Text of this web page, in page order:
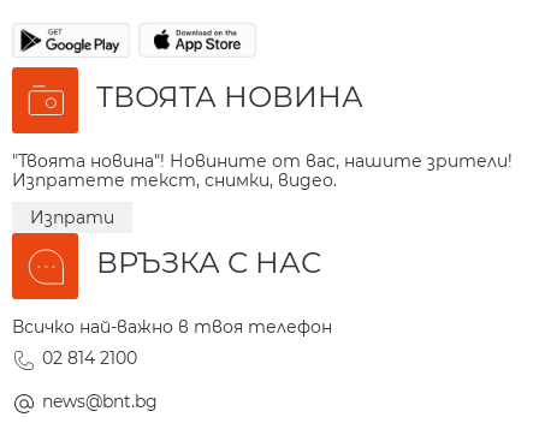
ТВОЯТА НОВИНА
"Твоята новина"! Новините от вас, нашите зрители!
Изпратете текст, снимки, видео.
Изпрати
ВРЪЗКА С НАС
Всичко най-важно в твоя телефон
02 814 2100
news@bnt.bg